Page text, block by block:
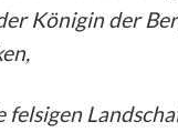
Königin der
felsigen